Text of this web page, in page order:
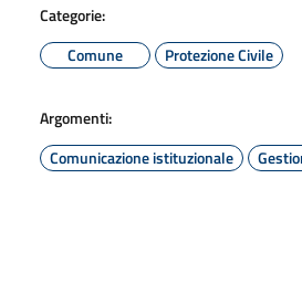
Categorie:
Comune
Protezione Civile
Argomenti:
Comunicazione istituzionale